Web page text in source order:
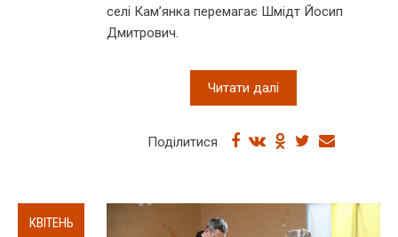
селі Кам’янка перемагає Шмідт Йосип
Дмитрович.
Читати далі
Поділитися
КВІТЕНЬ